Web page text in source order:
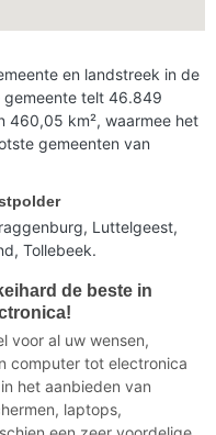
en landstreek in de
gemeente telt 46.849
460,05 km², waarmee het
gemeenten van
Luttelgeest,
Tollebeek.
de beste in
voor al uw wensen,
computer tot electronica
het aanbieden van
laptops,